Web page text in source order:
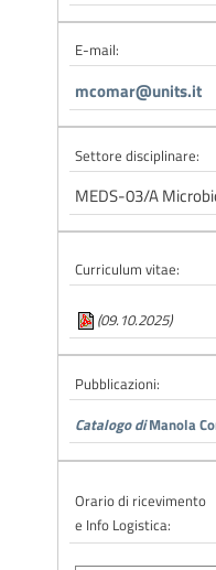
E-mail:
mcomar@units.it
Settore disciplinare:
MEDS-03/A
Curriculum vitae:
(09.10.2025)
Pubblicazioni:
Catalogo diManola
Orario di ricevimento
e Info Logistica: